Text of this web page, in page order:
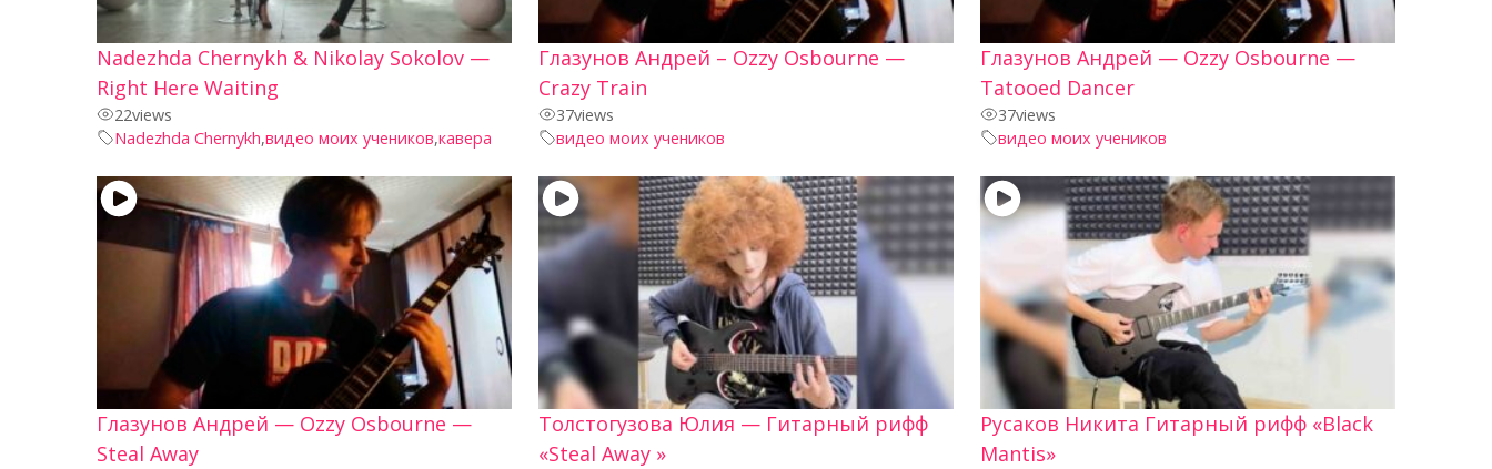
Nadezhda Chernykh & Nikolay Sokolov —
Right Here Waiting
22views
Nadezhda Chernykh,видео моих учеников,кавера
Глазунов Андрей – Ozzy Osbourne —
Crazy Train
37views
видео моих учеников
Глазунов Андрей — Ozzy Osbourne —
Tatooed Dancer
37views
видео моих учеников
Глазунов Андрей — Ozzy Osbourne —
Steal Away
Толстогузова Юлия — Гитарный рифф
«Steal Away »
Русаков Никита Гитарный рифф «Black
Mantis»